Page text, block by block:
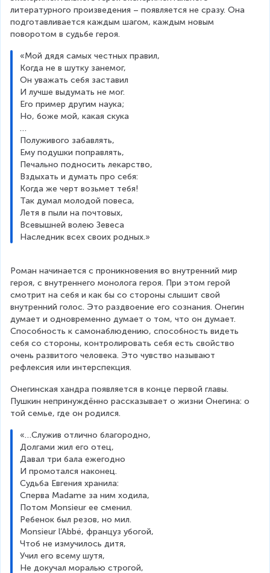
литературного произведения – появляется не сразу. Она
подготавливается каждым шагом, каждым новым
поворотом в судьбе героя.
«Мой дядя самых честных правил,
Когда не в шутку занемог,
Он уважать себя заставил
И лучше выдумать не мог.
Его пример другим наука;
Но, боже мой, какая скука
…
Полуживого забавлять,
Ему подушки поправлять,
Печально подносить лекарство,
Вздыхать и думать про себя:
Когда же черт возьмет тебя!
Так думал молодой повеса,
Летя в пыли на почтовых,
Всевышней волею Зевеса
Наследник всех своих родных.»
Роман начинается с проникновения во внутренний мир
героя, с внутреннего монолога героя. При этом герой
смотрит на себя и как бы со стороны слышит свой
внутренний голос. Это раздвоение его сознания. Онегин
думает и одновременно думает о том, что он думает.
Способность к самонаблюдению, способность видеть
себя со стороны, контролировать себя есть свойство
очень развитого человека. Это чувство называют
рефлексия или интерспекция.
Онегинская хандра появляется в конце первой главы.
Пушкин непринуждённо рассказывает о жизни Онегина: о
той семье, где он родился.
«…Служив отлично благородно,
Долгами жил его отец,
Давал три бала ежегодно
И промотался наконец.
Судьба Евгения хранила:
Сперва Madame за ним ходила,
Потом Monsieur ее сменил.
Ребенок был резов, но мил.
Monsieur l’Abbé, француз убогой,
Чтоб не измучилось дитя,
Учил его всему шутя,
Не докучал моралью строгой,